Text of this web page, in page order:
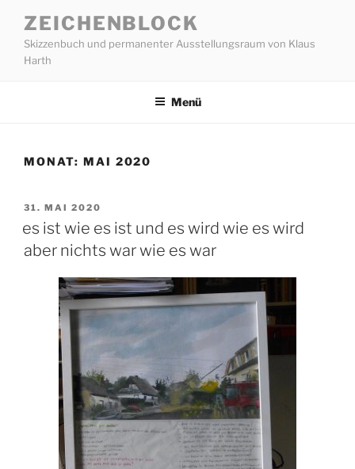
Inhalt
springen
ZEICHENBLOCK
Skizzenbuch und permanenter Ausstellungsraum von Klaus
Harth
Menü
MONAT: MAI 2020
VERÖFFENTLICHT
31. MAI 2020
es ist wie es ist und es wird wie es wird
aber nichts war wie es war